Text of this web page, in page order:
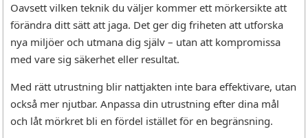
Oavsett vilken teknik du väljer kommer ett mörkersikte att
förändra ditt sätt att jaga. Det ger dig friheten att utforska
nya miljöer och utmana dig själv – utan att kompromissa
med vare sig säkerhet eller resultat.
Med rätt utrustning blir nattjakten inte bara effektivare, utan
också mer njutbar. Anpassa din utrustning efter dina mål
och låt mörkret bli en fördel istället för en begränsning.